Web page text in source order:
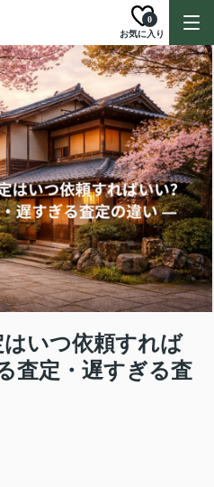
お気に入り
0
いつ依頼すれば
査定・遅すぎる査